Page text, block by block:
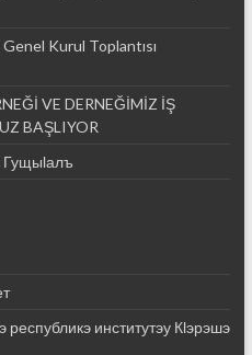
Kurul Toplantısı
VE DERNEĞİMİZ İŞ
BAŞLIYOR
Гущыӏалъ
институтэу Кӏэрэшэ